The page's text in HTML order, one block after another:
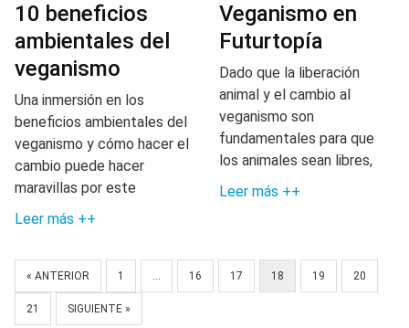
10 beneficios
ambientales del
veganismo
Una inmersión en los
beneficios ambientales del
veganismo y cómo hacer el
cambio puede hacer
maravillas por este
Leer más ++
Veganismo en
Futurtopía
Dado que la liberación
animal y el cambio al
veganismo son
fundamentales para que
los animales sean libres,
Leer más ++
« ANTERIOR 1 16 17 18 19 20
21 SIGUIENTE »